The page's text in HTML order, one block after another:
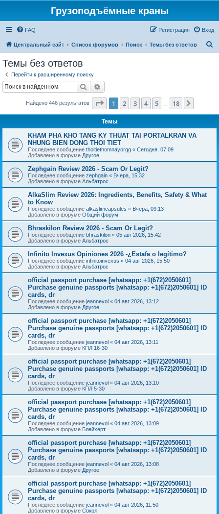
Грузоподъёмные краны
FAQ Вход
Регистрация
Центральный сайт Список форумов Поиск Темы без ответов
Темы без ответов
Перейти к расширенному поиску
Поиск
Найдено 446 результатов Страница из 18
1 2 3 4 5 18
Темы
KHAM PHA KHO TANG KY THUAT TAI PORTALKRAN VA
NHUNG BIEN DONG THOI TIET
Последнее сообщение thoitiethomnayorgg « Сегодня, 07:09
Добавлено в форуме Другое
Zephgain Review 2026 - Scam Or Legit?
Последнее сообщение zephgain « Вчера, 15:32
Добавлено в форуме Альбатрос
AlkaSlim Review 2026: Ingredients, Benefits, Safety & What
to Know
Последнее сообщение alkaslimcapsules « Вчера, 09:13
Добавлено в форуме Общий форум
Bhraskilon Review 2026 - Scam Or Legit?
Последнее сообщение bhraskilon « 05 авг 2026, 15:42
Добавлено в форуме Альбатрос
Infinito Invexus Opiniones 2026 -¿Estafa o legítimo?
Последнее сообщение infinitoinvexus « 04 авг 2026, 15:50
Добавлено в форуме Альбатрос
official passport purchase [whatsapp: +1(672)2050601]
Purchase genuine passports [whatsapp: +1(672)2050601] ID
cards, dr
Последнее сообщение jeannevol « 04 авг 2026, 13:12
Добавлено в форуме Другое
official passport purchase [whatsapp: +1(672)2050601]
Purchase genuine passports [whatsapp: +1(672)2050601] ID
cards, dr
Последнее сообщение jeannevol « 04 авг 2026, 13:11
Добавлено в форуме КПЛ 16-30
official passport purchase [whatsapp: +1(672)2050601]
Purchase genuine passports [whatsapp: +1(672)2050601] ID
cards, dr
Последнее сообщение jeannevol « 04 авг 2026, 13:10
Добавлено в форуме КПЛ 5-30
official passport purchase [whatsapp: +1(672)2050601]
Purchase genuine passports [whatsapp: +1(672)2050601] ID
cards, dr
Последнее сообщение jeannevol « 04 авг 2026, 13:09
Добавлено в форуме Блейхерт
official passport purchase [whatsapp: +1(672)2050601]
Purchase genuine passports [whatsapp: +1(672)2050601] ID
cards, dr
Последнее сообщение jeannevol « 04 авг 2026, 13:08
Добавлено в форуме Другое
official passport purchase [whatsapp: +1(672)2050601]
Purchase genuine passports [whatsapp: +1(672)2050601] ID
cards, dr
Последнее сообщение jeannevol « 04 авг 2026, 11:50
Добавлено в форуме Сокол